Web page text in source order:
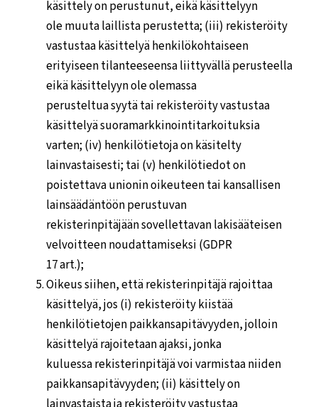
käsittely on perustunut, eikä käsittelyyn
ole muuta laillista perustetta; (iii) rekisteröity
vastustaa käsittelyä henkilökohtaiseen
erityiseen tilanteeseensa liittyvällä perusteella
eikä käsittelyyn ole olemassa
perusteltua syytä tai rekisteröity vastustaa
käsittelyä suoramarkkinointitarkoituksia
varten; (iv) henkilötietoja on käsitelty
lainvastaisesti; tai (v) henkilötiedot on
poistettava unionin oikeuteen tai kansallisen
lainsäädäntöön perustuvan
rekisterinpitäjään sovellettavan lakisääteisen
velvoitteen noudattamiseksi (GDPR
17 art.);
Oikeus siihen, että rekisterinpitäjä rajoittaa
käsittelyä, jos (i) rekisteröity kiistää
henkilötietojen paikkansapitävyyden, jolloin
käsittelyä rajoitetaan ajaksi, jonka
kuluessa rekisterinpitäjä voi varmistaa niiden
paikkansapitävyyden; (ii) käsittely on